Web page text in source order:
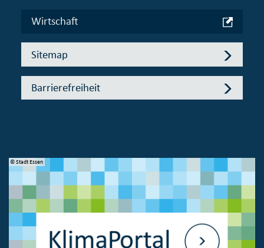
Wirtschaft
Sitemap
Barrierefreiheit
© Stadt Essen